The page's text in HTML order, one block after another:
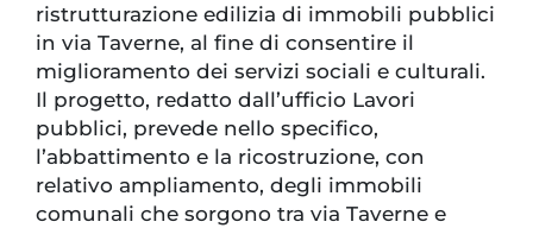
ristrutturazione edilizia di immobili pubblici
in via Taverne, al fine di consentire il
miglioramento dei servizi sociali e culturali.
Il progetto, redatto dall’ufficio Lavori
pubblici, prevede nello specifico,
l’abbattimento e la ricostruzione, con
relativo ampliamento, degli immobili
comunali che sorgono tra via Taverne e